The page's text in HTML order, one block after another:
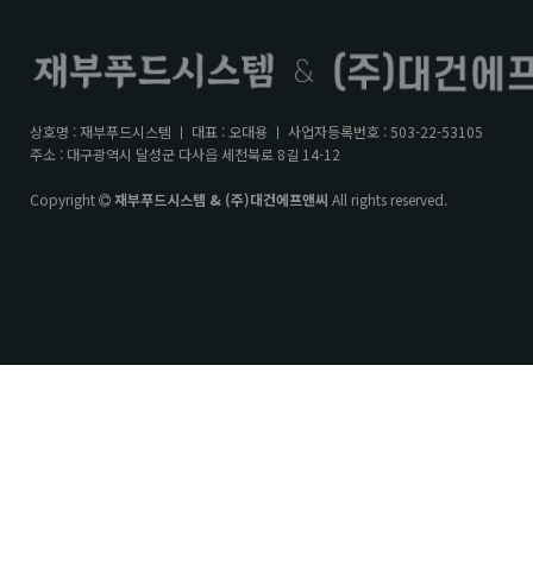
상호명 : 재부푸드시스템 ㅣ 대표 : 오대용 ㅣ 사업자등록번호 : 503-22-53105
주소 : 대구광역시 달성군 다사읍 세천북로 8길 14-12
Copyright 재부푸드시스템 & (주)대건에프앤씨 All rights reserved.